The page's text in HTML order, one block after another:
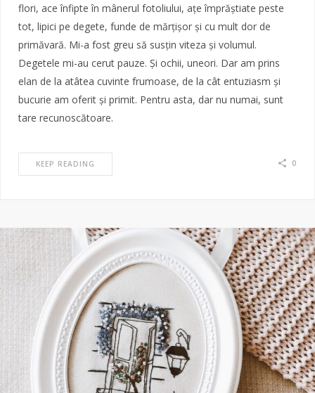
flori, ace înfipte în mânerul fotoliului, ațe împrăștiate peste
tot, lipici pe degete, funde de mărțișor și cu mult dor de
primăvară. Mi-a fost greu să susțin viteza și volumul.
Degetele mi-au cerut pauze. Și ochii, uneori. Dar am prins
elan de la atâtea cuvinte frumoase, de la cât entuziasm și
bucurie am oferit și primit. Pentru asta, dar nu numai, sunt
tare recunoscătoare.
KEEP READING 0